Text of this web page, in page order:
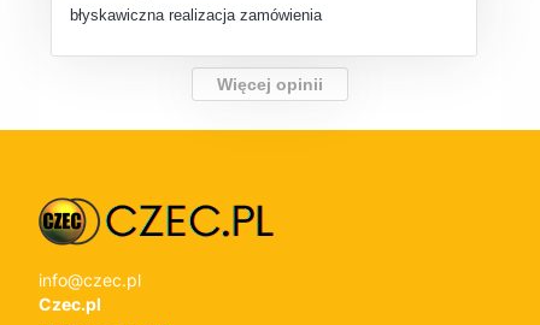
błyskawiczna realizacja zamówienia
Więcej opinii
info@czec.pl
Czec.pl